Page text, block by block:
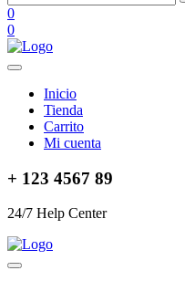
0
0
Inicio
Tienda
Carrito
Mi cuenta
+ 123 4567 89
24/7 Help Center